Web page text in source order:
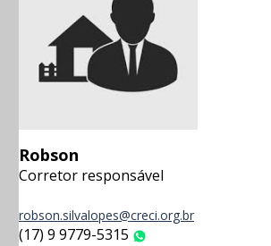
Robson
Corretor responsável
robson.silvalopes@creci.org.br
(17) 9 9779-5315